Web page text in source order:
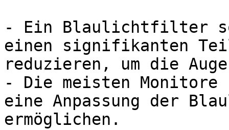
- Ein Blaulichtfilter
einen signifikanten
reduzieren, um die
- Die meisten
eine Anpassung der
ermöglichen.